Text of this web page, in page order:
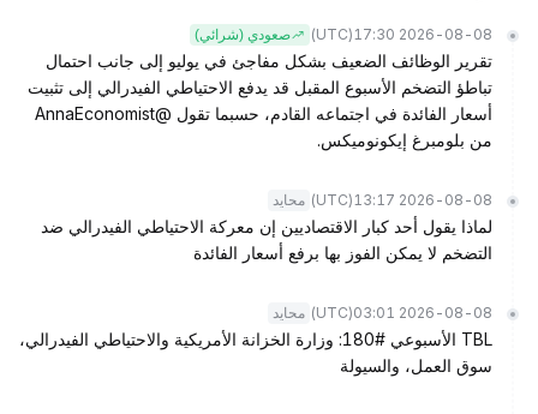
2026-08-08 17:30
(UTC) صعودي (شرائي)
تقرير الوظائف الضعيف بشكل مفاجئ في يوليو إلى جانب احتمال
تباطؤ التضخم الأسبوع المقبل قد يدفع الاحتياطي الفيدرالي إلى تثبيت
أسعار الفائدة في اجتماعه القادم، حسبما تقول @AnnaEconomist
من بلومبرغ إيكونوميكس.
2026-08-08 13:17
(UTC) محايد
لماذا يقول أحد كبار الاقتصاديين إن معركة الاحتياطي الفيدرالي ضد
التضخم لا يمكن الفوز بها برفع أسعار الفائدة
2026-08-08 03:01
(UTC) محايد
TBL الأسبوعي #180: وزارة الخزانة الأمريكية والاحتياطي الفيدرالي،
سوق العمل، والسيولة